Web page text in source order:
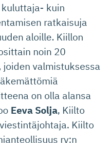
kuin
ratkaisuja
aloille. Kiillon
noin 20
valmistuksessa
on olla alansa
Eeva Solja, Kiilto
Kiilto
ry:n